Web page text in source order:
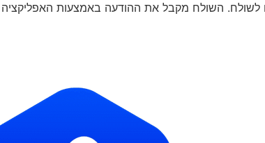
לשולח. השולח מקבל את ההודעה באמצעות האפליקציה